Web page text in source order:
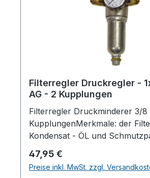
Filterregler Druckregler -
AG - 2 Kupplungen
Filterregler Druckminderer 3/8
KupplungenMerkmale: der Filter scheidet
Kondensat - ÖL und
Abgängen/Kupplungen mit gut ablesbarem
Manometer von 0-12 bar /
Regulärer Preis:
47,95 €
Preise inkl. MwSt. zzgl.